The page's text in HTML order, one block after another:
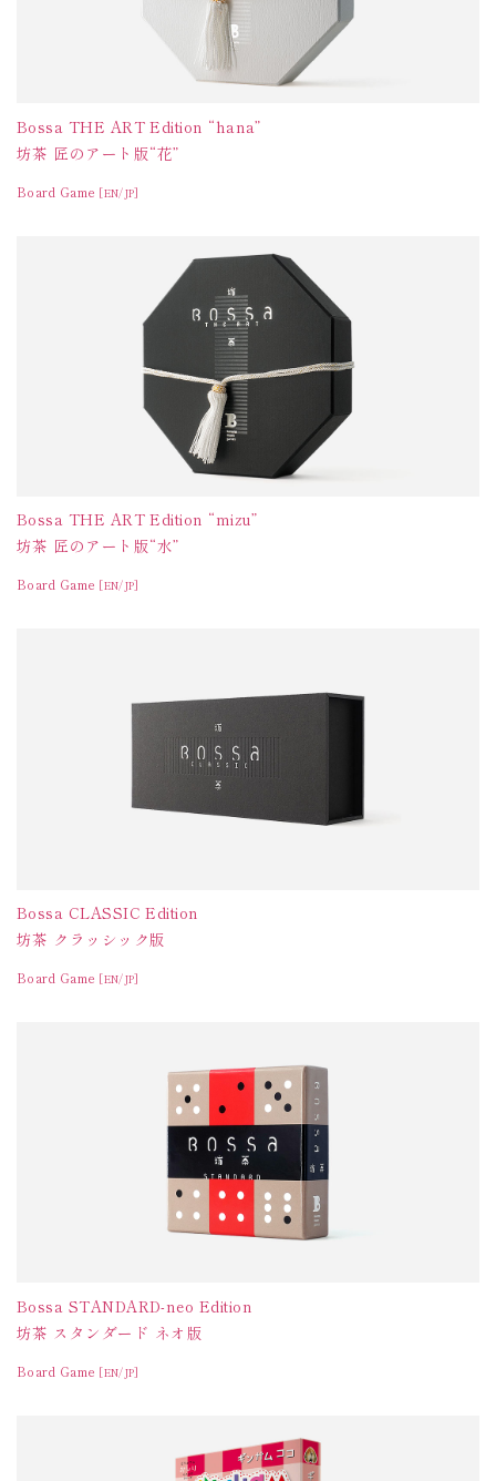
Bossa THE ART Edition “hana”
坊茶 匠のアート版“花”
Board Game [EN/JP]
Bossa THE ART Edition “mizu”
坊茶 匠のアート版“水”
Board Game [EN/JP]
Bossa CLASSIC Edition
坊茶 クラッシック版
Board Game [EN/JP]
Bossa STANDARD-neo Edition
坊茶 スタンダード ネオ版
Board Game [EN/JP]